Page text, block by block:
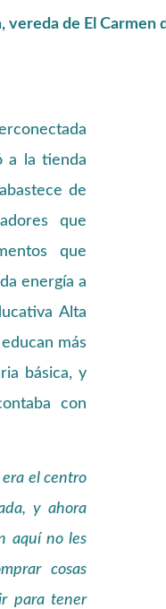
vereda de El
a la tienda
de
que
que
energía a
Alta
más
básica, y
con
era el centro
y ahora
aquí no les
cosas
para tener